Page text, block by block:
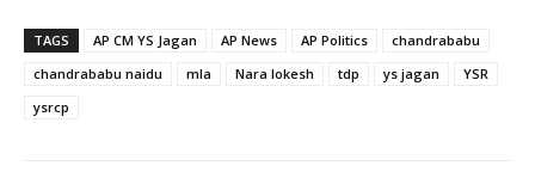
TAGS AP CM YS Jagan AP News AP Politics
chandrababu
chandrababu naidu
mla Nara lokesh tdp ys jagan
YSR
ysrcp